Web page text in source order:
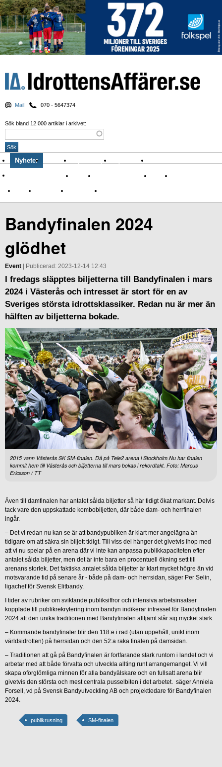
Mail 070 - 5647374
Sök bland 12.000 artiklar i arkivet:
Nyheter Krönikor Sport & spel Nyhetsbrev
Om Idrottens Affärer
Affärer I spåren av Corona Arena
Namn Sponsring TV-nyheter
Bandyfinalen 2024
glödhet
Event | Publicerad: 2023-12-14 12:43
I fredags släpptes biljetterna till Bandyfinalen i mars
2024 i Västerås och intresset är stort för en av
Sveriges största idrottsklassiker. Redan nu är mer än
hälften av biljetterna bokade.
2015 vann Västerås SK SM-finalen. Då på Tele2 arena i Stockholm.Nu har finalen
kommit hem till Västerås och biljetterna till mars bokas i rekordtakt. Foto: Marcus
Ericsson / TT
Även till damfinalen har antalet sålda biljetter så här tidigt ökat markant. Delvis
tack vare den uppskattade kombobiljetten, där både dam- och herrfinalen
ingår.
– Det vi redan nu kan se är att bandypubliken är klart mer angelägna än
tidigare om att säkra sin biljett tidigt. Till viss del hänger det givetvis ihop med
att vi nu spelar på en arena där vi inte kan anpassa publikkapaciteten efter
antalet sålda biljetter, men det är inte bara en procentuell ökning sett till
arenans storlek. Det faktiska antalet sålda biljetter är klart mycket högre än vid
motsvarande tid på senare år - både på dam- och herrsidan, säger Per Selin,
ligachef för Svensk Elitbandy.
I tider av rubriker om sviktande publiksiffror och intensiva arbetsinsatser
kopplade till publikrekrytering inom bandyn indikerar intresset för Bandyfinalen
2024 att den unika traditionen med Bandyfinalen alltjämt står sig mycket stark.
– Kommande bandyfinaler blir den 118:e i rad (utan uppehåll, unikt inom
världsidrotten) på herrsidan och den 52:a raka finalen på damsidan.
– Traditionen att gå på Bandyfinalen är fortfarande stark runtom i landet och vi
arbetar med att både förvalta och utveckla allting runt arrangemanget. Vi vill
skapa oförglömliga minnen för alla bandyälskare och en fullsatt arena blir
givetvis den största och mest centrala pusselbiten i det arbetet. säger Anniela
Forsell, vd på Svensk Bandyutveckling AB och projektledare för Bandyfinalen
2024.
publikrusning SM-finalen